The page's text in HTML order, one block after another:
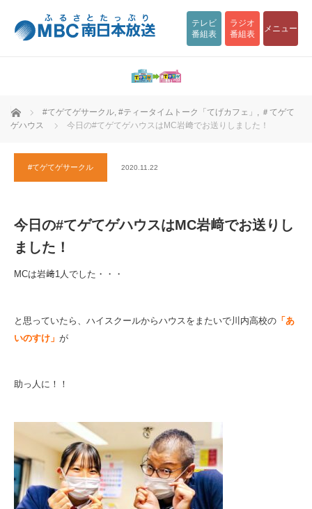
テレビ
番組表
ラジオ
番組表
メニュー
ホーム #てゲてゲサークル, #ティータイムトーク「てげカフェ」 , ＃てゲて
ゲハウス
今日の#てゲてゲハウスはMC岩﨑でお送りしました！
#てゲてゲサークル 2020.11.22
今日の#てゲてゲハウスはMC岩﨑でお送りし
ました！
MCは岩﨑1人でした・・・
と思っていたら、ハイスクールからハウスをまたいで川内高校の 「あ
いのすけ」 が
助っ人に！！